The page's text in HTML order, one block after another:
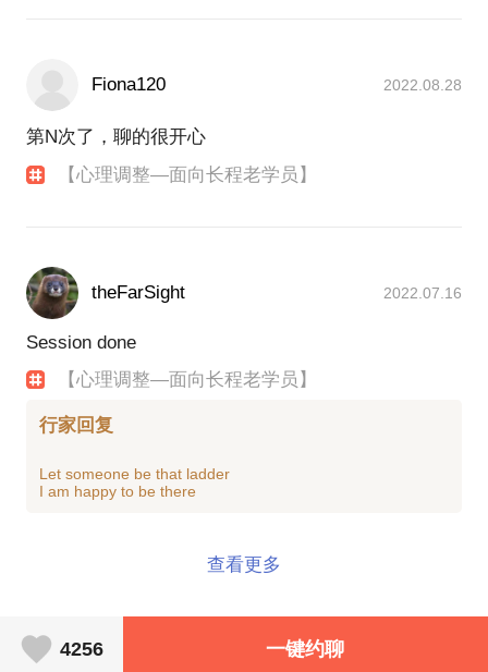
Fiona120 2022.08.28
第N次了，聊的很开心
【心理调整—面向长程老学员】
theFarSight 2022.07.16
Session done
【心理调整—面向长程老学员】
行家回复
Let someone be that ladder
查看更多
4256 一键约聊